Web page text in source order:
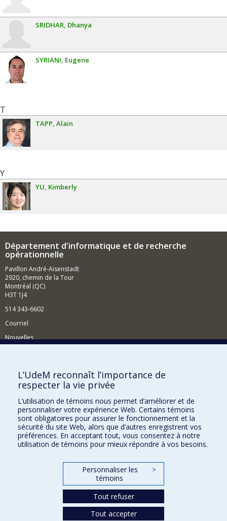
SRIDHAR Dhanya
SYRIANI Eugene
T
TAPP Alain
Y
YU Kimberly
Département d'informatique et de recherche
opérationnelle
Pavillon André-Aisenstadt
2920, chemin de la Tour
Montréal (QC)
H3T 1J4
514 343-6602
Courriel
Nouvelles
Comment soutenir le Département?
BESOIN D'AIDE?
Plan du site
Signaler une erreur
Accessibilité
FACULTÉ DES ARTS ET DES SCIENCES
Nos départements et écoles
L’UdeM reconnaît l’importance de
respecter la vie privée
L’utilisation de témoins nous permet d’améliorer et de
personnaliser votre expérience Web. Certains témoins
sont obligatoires pour assurer le fonctionnement et la
sécurité du site Web, alors que d’autres enregistrent vos
préférences. En acceptant tout, vous consentez à notre
utilisation de témoins pour mieux répondre à vos besoins.
Personnaliser les
témoins
>
Tout refuser
Tout accepter